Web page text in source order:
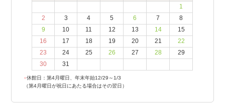
1
2
3 4 5 6 7
8
9
10 11 12 13 14
15
16
17 18 19 20 21
22
23
24 25 26 27 28
29
30
31
●休館日：第4月曜日、年末年始12/29～1/3
（第4月曜日が祝日にあたる場合はその翌日）